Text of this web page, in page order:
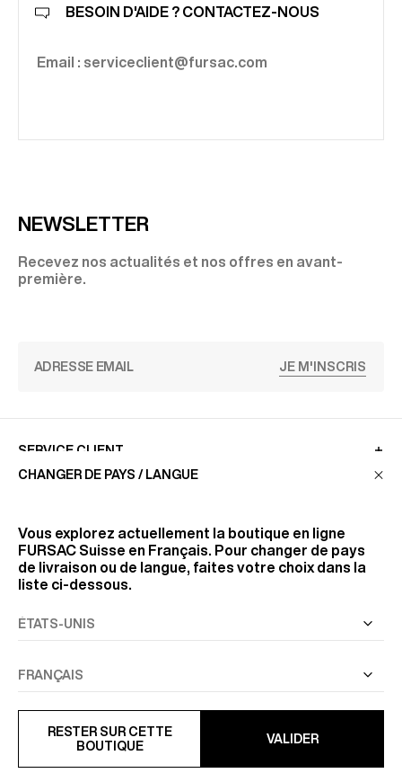
BESOIN D'AIDE ? CONTACTEZ-NOUS
Email : serviceclient@fursac.com
NEWSLETTER
Recevez nos actualités et nos offres en avant-
première.
JE M'INSCRIS
SERVICE CLIENT
RETROUVEZ-NOUS
SUIVEZ-NOUS
INFORMATIONS
TOUS DROITS RÉSERVÉS © FURSAC 2026
CHANGER DE PAYS / LANGUE
Vous explorez actuellement la boutique en ligne
FURSAC Suisse en Français. Pour changer de pays
de livraison ou de langue, faites votre choix dans la
liste ci-dessous.
RESTER SUR CETTE
BOUTIQUE
VALIDER